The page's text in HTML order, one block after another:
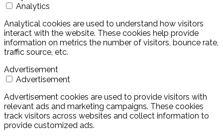
Analytics
Analytical cookies are used to understand how visitors
interact with the website. These cookies help provide
information on metrics the number of visitors, bounce rate,
traffic source, etc.
Advertisement
Advertisement
Advertisement cookies are used to provide visitors with
relevant ads and marketing campaigns. These cookies
track visitors across websites and collect information to
provide customized ads.